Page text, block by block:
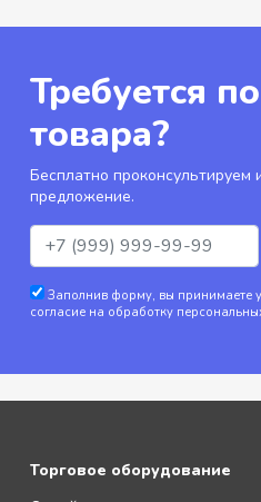
Требуется
товара?
Бесплатно
предложение.
Заполнив форму, вы принимаете
согласие на обработку
Торговое оборудование